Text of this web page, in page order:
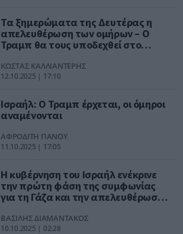
Τα ξημερώματα της Δευτέρας η
απελευθέρωση των ομήρων – Ο
Τραμπ θα τους υποδεχθεί στο
ΚΩΣΤΑΣ ΚΑΛΛΙΑΝΤΕΡΗΣ
12.10.2025 | 17:10
Ισραήλ: Ο Τραμπ έρχεται, οι όμηροι
αναμένονται
ΑΦΡΟΔΙΤΗ ΠΑΝΟΥ
11.10.2025 | 17:05
Η κυβέρνηση του Ισραήλ ενέκρινε
την πρώτη φάση της συμφωνίας
για τη Γάζα και την απελευθέρωση
ΒΑΣΙΛΗΣ ΔΙΑΜΑΝΤΑΚΟΣ
10.10.2025 | 02:28